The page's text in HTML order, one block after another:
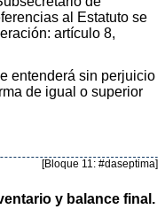
al Estatuto se
artículo 8,
entenderá sin perjuicio
de igual o superior
[Bloque 11: #daseptima]
y balance final.